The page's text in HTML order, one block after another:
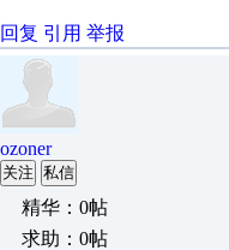
回复 引用 举报
ozoner
关注 私信
精华：0帖
求助：0帖